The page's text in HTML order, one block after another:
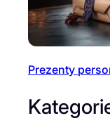
Prezenty